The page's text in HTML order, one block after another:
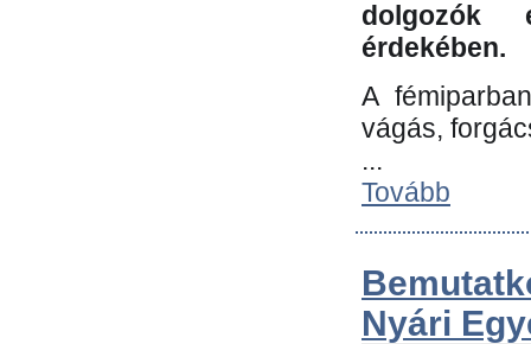
dolgozók
érdekében.
A
vágás,
...
Tovább
Nyári